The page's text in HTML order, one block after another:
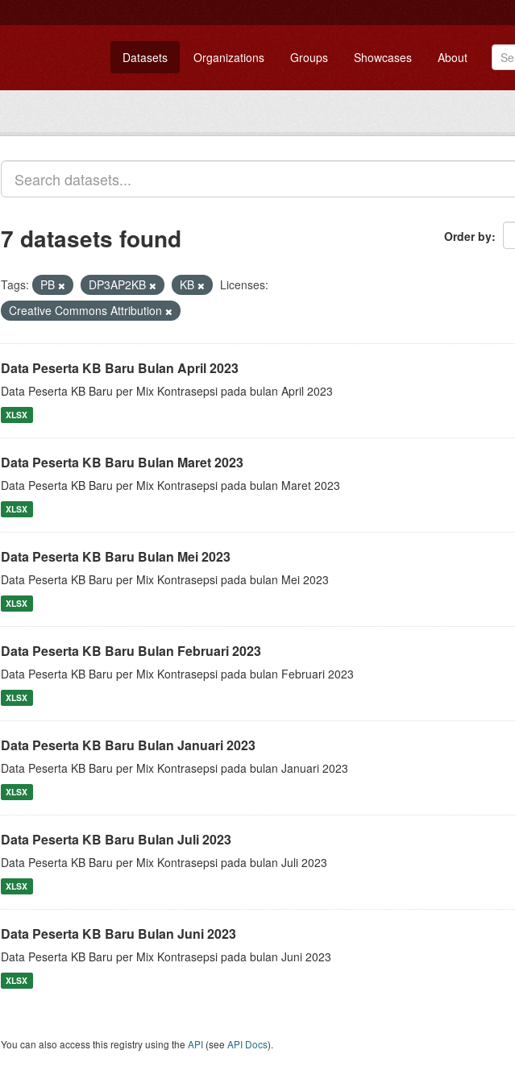
Datasets Organizations Groups Showcases About
Order by
7 datasets found
Tags: PB DP3AP2KB KB
Licenses:
Creative Commons Attribution
Data Peserta KB Baru Bulan April 2023
Data Peserta KB Baru per Mix Kontrasepsi pada bulan April 2023
XLSX
Data Peserta KB Baru Bulan Maret 2023
Data Peserta KB Baru per Mix Kontrasepsi pada bulan Maret 2023
XLSX
Data Peserta KB Baru Bulan Mei 2023
Data Peserta KB Baru per Mix Kontrasepsi pada bulan Mei 2023
XLSX
Data Peserta KB Baru Bulan Februari 2023
Data Peserta KB Baru per Mix Kontrasepsi pada bulan Februari 2023
XLSX
Data Peserta KB Baru Bulan Januari 2023
Data Peserta KB Baru per Mix Kontrasepsi pada bulan Januari 2023
XLSX
Data Peserta KB Baru Bulan Juli 2023
Data Peserta KB Baru per Mix Kontrasepsi pada bulan Juli 2023
XLSX
Data Peserta KB Baru Bulan Juni 2023
Data Peserta KB Baru per Mix Kontrasepsi pada bulan Juni 2023
XLSX
You can also access this registry using the API (see API Docs).